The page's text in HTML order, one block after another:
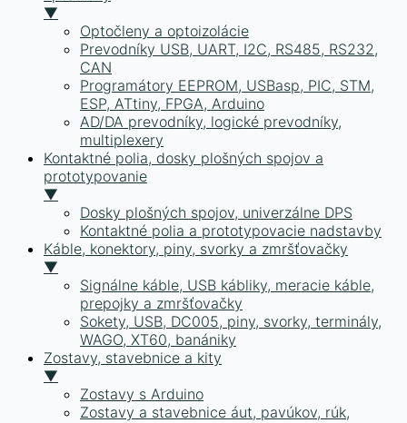
▼
Optočleny a optoizolácie
Prevodníky USB, UART, I2C, RS485, RS232,
CAN
Programátory EEPROM, USBasp, PIC, STM,
ESP, ATtiny, FPGA, Arduino
AD/DA prevodníky, logické prevodníky,
multiplexery
Kontaktné polia, dosky plošných spojov a
prototypovanie
▼
Dosky plošných spojov, univerzálne DPS
Kontaktné polia a prototypovacie nadstavby
Káble, konektory, piny, svorky a zmršťovačky
▼
Signálne káble, USB kábliky, meracie káble,
prepojky a zmršťovačky
Sokety, USB, DC005, piny, svorky, terminály,
WAGO, XT60, banániky
Zostavy, stavebnice a kity
▼
Zostavy s Arduino
Zostavy a stavebnice áut, pavúkov, rúk,